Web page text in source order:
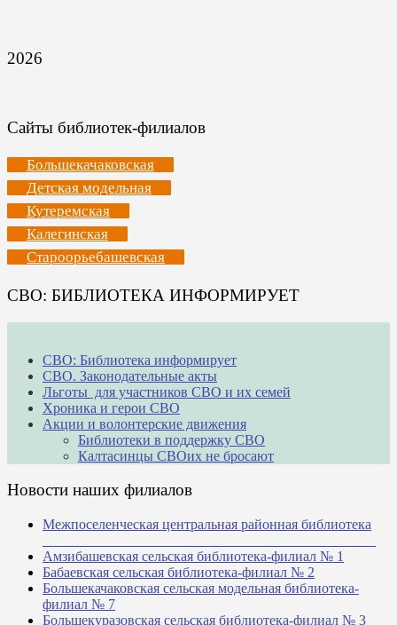
2026
Сайты библиотек-филиалов
Большекачаковская
Детская модельная
Кутеремская
Калегинская
Староорьебашевская
СВО: БИБЛИОТЕКА ИНФОРМИРУЕТ
СВО: Библиотека информирует
СВО. Законодательные акты
Льготы для участников СВО и их семей
Хроника и герои СВО
Акции и волонтерские движения
Библиотеки в поддержку СВО
Калтасинцы СВОих не бросают
Новости наших филиалов
Межпоселенческая центральная районная библиотека
Амзибашевская сельская библиотека-филиал № 1
Бабаевская сельская библиотека-филиал № 2
Большекачаковская сельская модельная библиотека-
филиал № 7
Большекуразовская сельская библиотека-филиал № 3